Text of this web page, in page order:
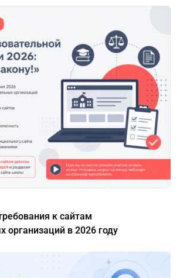
к сайтам
организаций в 2026 году